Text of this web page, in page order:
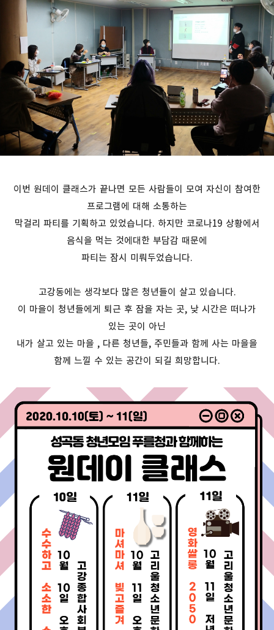
이번 원데이 클래스가 끝나면 모든 사람들이 모여 자신이 참여한
프로그램에 대해 소통하는
막걸리 파티를 기획하고 있었습니다. 하지만 코로나19 상황에서
음식을 먹는 것에대한 부담감 때문에
파티는 잠시 미뤄두었습니다.
고강동에는 생각보다 많은 청년들이 살고 있습니다.
이 마을이 청년들에게 퇴근 후 잠을 자는 곳, 낮 시간은 떠나가
있는 곳이 아닌
내가 살고 있는 마을 , 다른 청년들, 주민들과 함께 사는 마을을
함께 느낄 수 있는 공간이 되길 희망합니다.